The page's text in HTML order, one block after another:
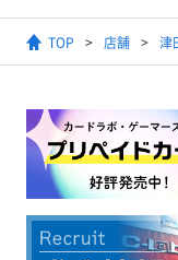
TOP 店舗 津